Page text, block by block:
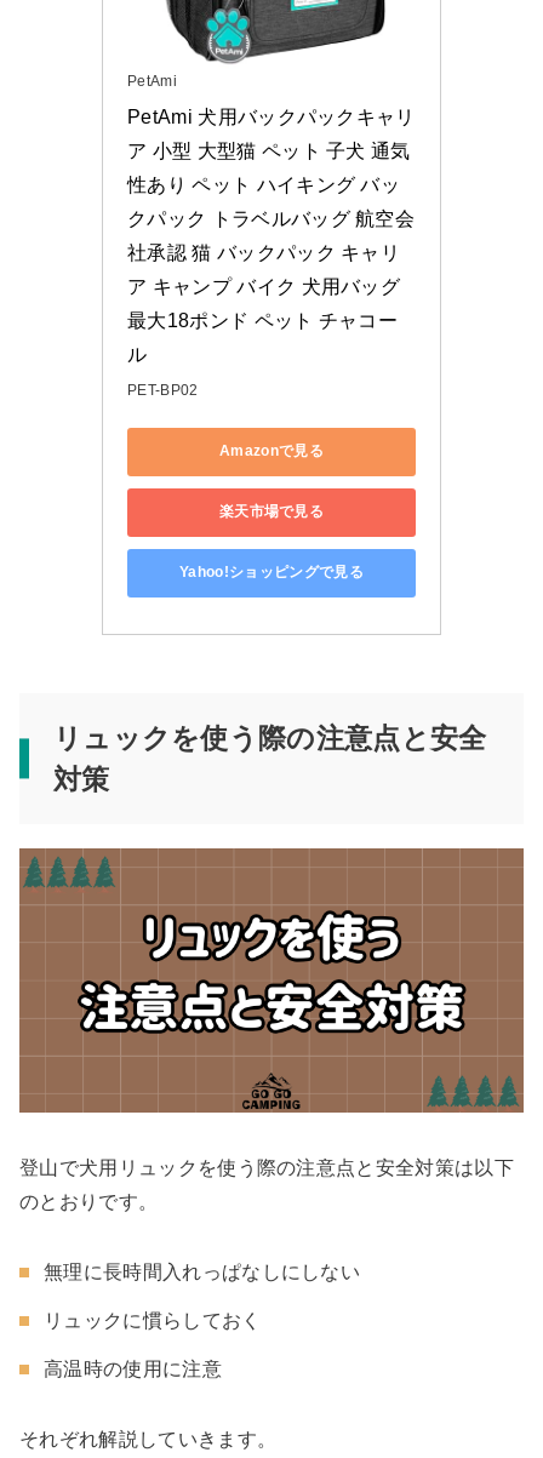
PetAmi
PetAmi 犬用バックパックキャリ
ア 小型 大型猫 ペット 子犬 通気
性あり ペット ハイキング バッ
クパック トラベルバッグ 航空会
社承認 猫 バックパック キャリ
ア キャンプ バイク 犬用バッグ
最大18ポンド ペット チャコー
ル
PET-BP02
Amazonで見る
楽天市場で見る
Yahoo!ショッピングで見る
リュックを使う際の注意点と安全
対策
登山で犬用リュックを使う際の注意点と安全対策は以下
のとおりです。
無理に長時間入れっぱなしにしない
リュックに慣らしておく
高温時の使用に注意
それぞれ解説していきます。